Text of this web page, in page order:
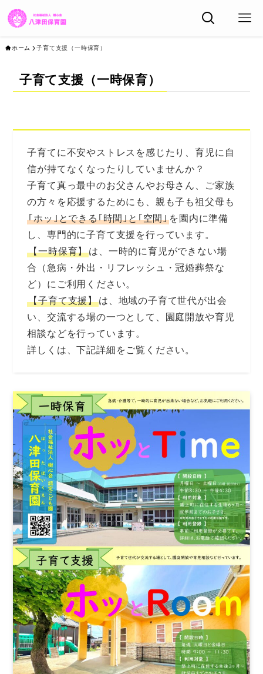
ホーム 子育て支援（一時保育）
子育て支援（一時保育）
子育てに不安やストレスを感じたり、育児に自
信が持てなくなったりしていませんか？
子育て真っ最中のお父さんやお母さん、ご家族
の方々を応援するためにも、親も子も祖父母も
｢ホッ｣とできる｢時間｣と｢空間｣ を園内に準備
し、専門的に子育て支援を行っています。
【一時保育】は、一時的に育児ができない場
合（急病・外出・リフレッシュ・冠婚葬祭な
ど）にご利用ください。
【子育て支援】は、地域の子育て世代が出会
い、交流する場の一つとして、園庭開放や育児
相談などを行っています。
詳しくは、下記詳細をご覧ください。